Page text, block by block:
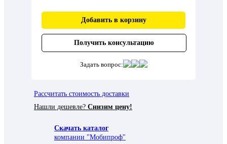
Добавить в корзину
Получить консультацию
Задать вопрос:
Рассчитать стоимость доставки
Нашли дешевле? Снизим цену!
Скачать каталог
компании "Мобипроф"